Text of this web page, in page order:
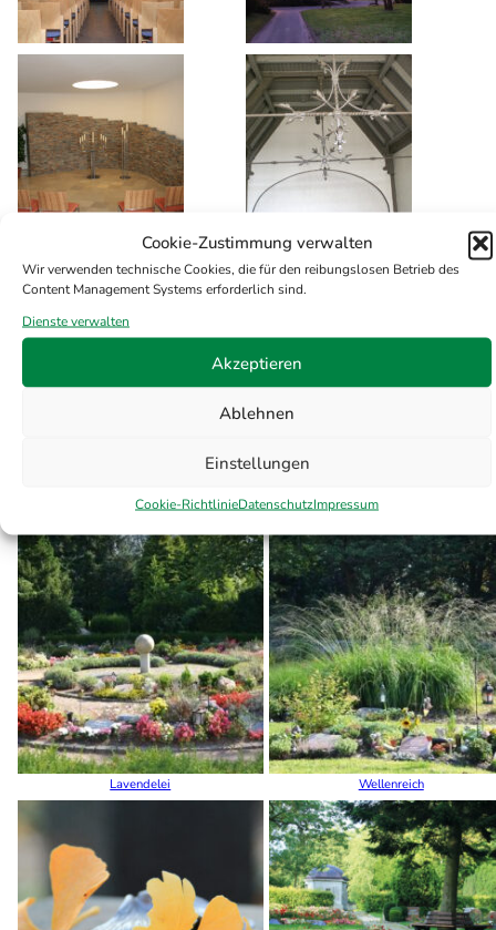
Cookie-Zustimmung verwalten
Wir verwenden technische Cookies, die für den reibungslosen Betrieb des
Content Management Systems erforderlich sind.
Dienste verwalten
Akzeptieren
Ablehnen
Einstellungen
Cookie-RichtlinieDatenschutzImpressum
Themengrabstätten
Altes Rosarium Neues Rosarium
Lavendelei Wellenreich